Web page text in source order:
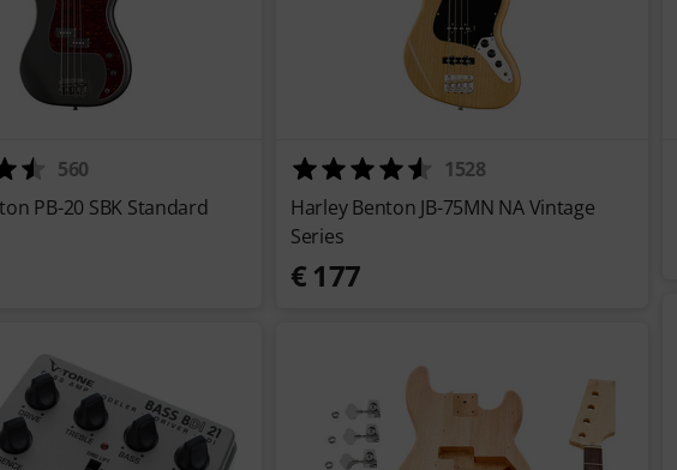
560
PB-20 SBK Standard
1528
Harley Benton JB-75MN NA Vintage
Series
€ 177